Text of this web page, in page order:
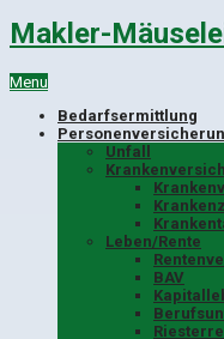
Makler-
Menu
Bedarfsermittlung
Unfall
Leben/Rente
BAV